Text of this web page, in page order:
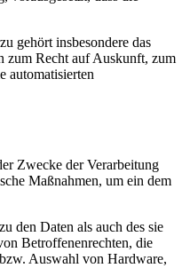
gehört insbesondere das
zum Recht auf Auskunft, zum
automatisierten
Zwecke der Verarbeitung
Maßnahmen, um ein dem
den Daten als auch des sie
Betroffenenrechten, die
Auswahl von Hardware,